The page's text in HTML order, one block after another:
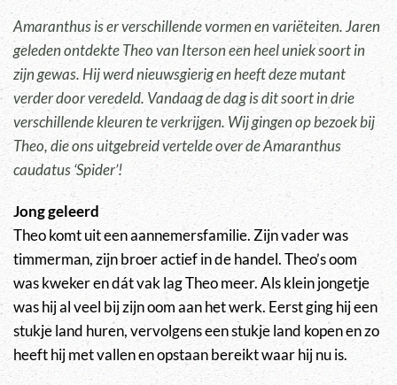
Amaranthus is er verschillende vormen en variëteiten. Jaren
geleden ontdekte Theo van Iterson een heel uniek soort in
zijn gewas. Hij werd nieuwsgierig en heeft deze mutant
verder door veredeld. Vandaag de dag is dit soort in drie
verschillende kleuren te verkrijgen. Wij gingen op bezoek bij
Theo, die ons uitgebreid vertelde over de Amaranthus
caudatus ‘Spider’!
Jong geleerd
Theo komt uit een aannemersfamilie. Zijn vader was
timmerman, zijn broer actief in de handel. Theo’s oom
was kweker en dát vak lag Theo meer. Als klein jongetje
was hij al veel bij zijn oom aan het werk. Eerst ging hij een
stukje land huren, vervolgens een stukje land kopen en zo
heeft hij met vallen en opstaan bereikt waar hij nu is.